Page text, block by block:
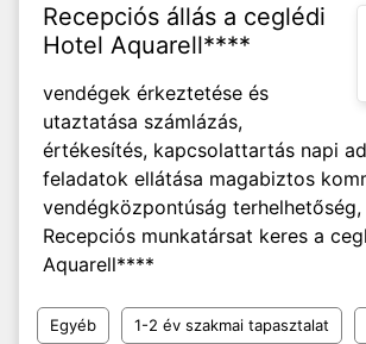
Recepciós állás a ceglédi
Hotel Aquarell****
vendégek érkeztetése és
utaztatása számlázás,
értékesítés, kapcsolattartás napi
feladatok ellátása magabiztos
vendégközpontúság terhelhetőség,
Recepciós munkatársat keres a
Aquarell****
Egyéb 1-2 év szakmai tapasztalat